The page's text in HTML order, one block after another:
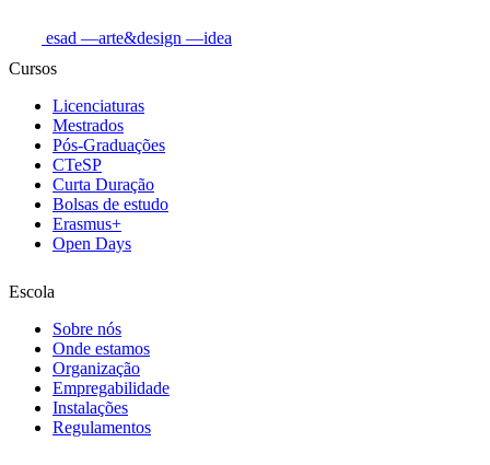
esad —arte&design —idea
Cursos
Licenciaturas
Mestrados
Pós-Graduações
CTeSP
Curta Duração
Bolsas de estudo
Erasmus+
Open Days
Escola
Sobre nós
Onde estamos
Organização
Empregabilidade
Instalações
Regulamentos